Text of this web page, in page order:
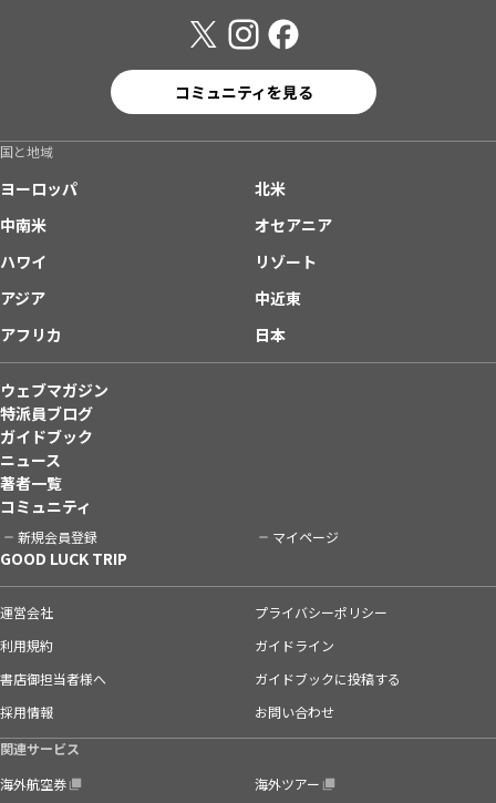
コミュニティを見る
国と地域
ヨーロッパ
北米
中南米
オセアニア
ハワイ
リゾート
アジア
中近東
アフリカ
日本
ウェブマガジン
特派員ブログ
ガイドブック
ニュース
著者一覧
コミュニティ
新規会員登録 マイページ
GOOD LUCK TRIP
運営会社
プライバシーポリシー
利用規約
ガイドライン
書店御担当者様へ
ガイドブックに投稿する
採用情報
お問い合わせ
関連サービス
海外航空券
海外ツアー